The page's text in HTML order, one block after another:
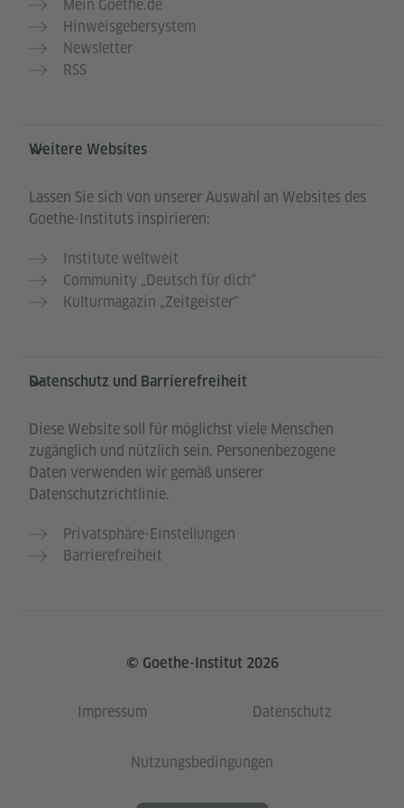
Mein Goethe.de
Hinweisgebersystem
Newsletter
RSS
Weitere Websites
Lassen Sie sich von unserer Auswahl an Websites des
Goethe-Instituts inspirieren:
Institute weltweit
Community „Deutsch für dich“
Kulturmagazin „Zeitgeister"
Datenschutz und Barrierefreiheit
Diese Website soll für möglichst viele Menschen
zugänglich und nützlich sein. Personenbezogene
Daten verwenden wir gemäß unserer
Datenschutzrichtlinie.
Privatsphäre-Einstellungen
Barrierefreiheit
© Goethe-Institut 2026
Impressum Datenschutz
Nutzungsbedingungen